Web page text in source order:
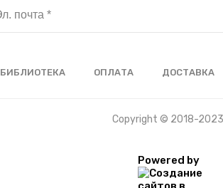
БИБЛИОТЕКА ОПЛАТА ДОСТАВКА
Copyright © 2018-
Powered by